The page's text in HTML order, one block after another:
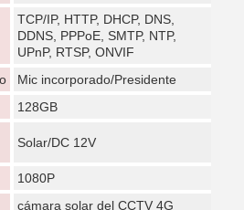
TCP/IP, HTTP, DHCP, DNS,
DDNS, PPPoE, SMTP, NTP,
UPnP, RTSP, ONVIF
Mic incorporado/Presidente
128GB
Solar/DC 12V
1080P
cámara solar del CCTV 4G